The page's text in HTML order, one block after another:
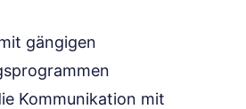
gängigen
Kommunikation mit